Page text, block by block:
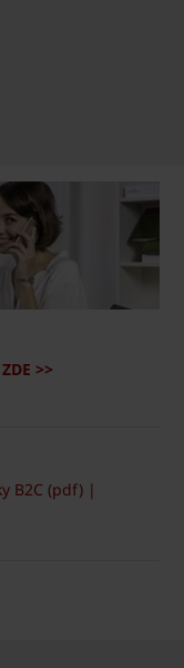
>>
B2C (pdf) |